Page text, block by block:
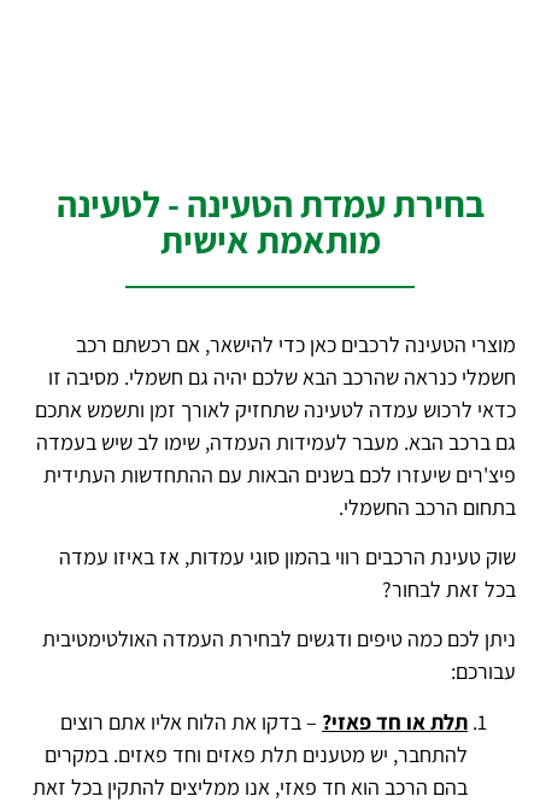
בחירת עמדת הטעינה - לטעינה
מותאמת אישית
מוצרי הטעינה לרכבים כאן כדי להישאר, אם רכשתם רכב
חשמלי כנראה שהרכב הבא שלכם יהיה גם חשמלי. מסיבה זו
כדאי לרכוש עמדה לטעינה שתחזיק לאורך זמן ותשמש אתכם
גם ברכב הבא. מעבר לעמידות העמדה, שימו לב שיש בעמדה
פיצ'רים שיעזרו לכם בשנים הבאות עם ההתחדשות העתידית
בתחום הרכב החשמלי.
שוק טעינת הרכבים רווי בהמון סוגי עמדות, אז באיזו עמדה
בכל זאת לבחור?
ניתן לכם כמה טיפים ודגשים לבחירת העמדה האולטימטיבית
עבורכם:
תלת או חד פאזי? – בדקו את הלוח אליו אתם רוצים
להתחבר, יש מטענים תלת פאזים וחד פאזים. במקרים
בהם הרכב הוא חד פאזי, אנו ממליצים להתקין בכל זאת